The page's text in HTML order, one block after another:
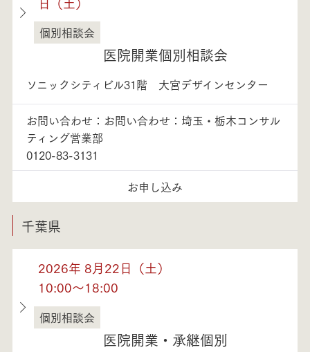
埼玉県
個別相談会
医院開業個別相談会
ソニックシティビル31階 大宮デザインセンター
お問い合わせ：お問い合わせ：埼玉・栃木コンサル
ティング営業部
0120-83-3131
お申し込み
千葉県
2026年 8月22日（土）
10:00～18:00
千葉県
個別相談会
医院開業・承継個別